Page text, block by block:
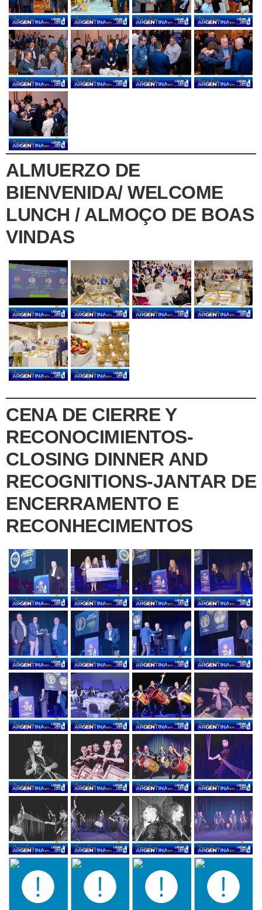
ALMUERZO DE
BIENVENIDA/ WELCOME
LUNCH / ALMOÇO DE BOAS
VINDAS
CENA DE CIERRE Y
RECONOCIMIENTOS-
CLOSING DINNER AND
RECOGNITIONS-JANTAR DE
ENCERRAMENTO E
RECONHECIMENTOS